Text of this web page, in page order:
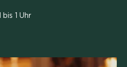
1 Uhr